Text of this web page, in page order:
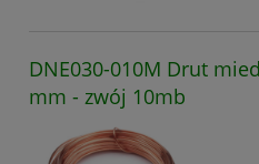
DNE030-010M Drut
mm - zwój 10mb